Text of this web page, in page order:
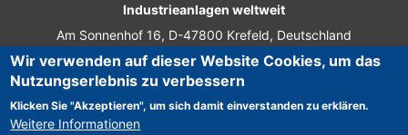
Industrieanlagen weltweit
Am Sonnenhof 16, D-47800 Krefeld, Deutschland
Tel.: +49 2151 32 500 33
Fax.: +49 2151 65 29 22
© 2026 Asset-Trade
Wir verwenden auf dieser Website Cookies, um das
Nutzungserlebnis zu verbessern
Klicken Sie "Akzeptieren", um sich damit einverstanden zu erklären.
Weitere Informationen